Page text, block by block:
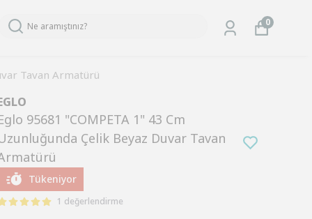
0
Tavan Armatürü
95681 "COMPETA 1" 43 Cm
Çelik Beyaz Duvar Tavan
Tükeniyor
1 değerlendirme